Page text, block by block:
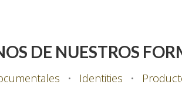
DE NUESTROS
• Identities •